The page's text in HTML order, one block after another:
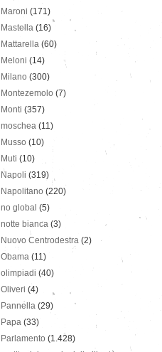
Maroni (171)
Mastella (16)
Mattarella (60)
Meloni (14)
Milano (300)
Montezemolo (7)
Monti (357)
moschea (11)
Musso (10)
Muti (10)
Napoli (319)
Napolitano (220)
no global (5)
notte bianca (3)
Nuovo Centrodestra (2)
Obama (11)
olimpiadi (40)
Oliveri (4)
Pannella (29)
Papa (33)
Parlamento (1.428)